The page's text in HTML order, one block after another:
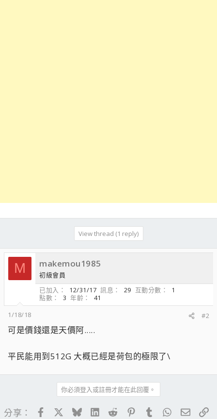
View thread (1 reply)
M makemou1985
初級會員
已加入
12/31/17 訊息 29 互動分數
1
點數
3 年齡
41
1/18/18
#2
可是價錢還是天價阿.....
平民能用到512G 大概已經是荷包的極限了\
你必須登入或註冊才能在此回覆。
分享： FacebookBlueskyLinkedIn
Reddit PinterestTumblrWhatsApp
電子